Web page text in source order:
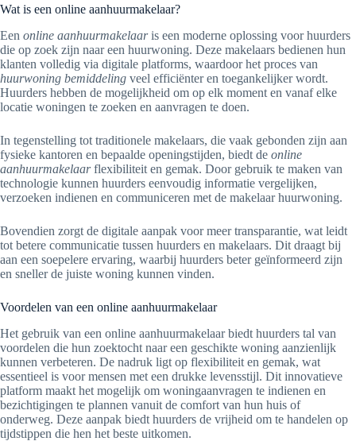
Wat is een online aanhuurmakelaar?
Een online aanhuurmakelaaris een moderne oplossing voor huurders
die op zoek zijn naar een huurwoning. Deze makelaars bedienen hun
klanten volledig via digitale platforms, waardoor het proces van
huurwoning bemiddeling veel efficiënter en toegankelijker wordt.
Huurders hebben de mogelijkheid om op elk moment en vanaf elke
locatie woningen te zoeken en aanvragen te doen.
In tegenstelling tot traditionele makelaars, die vaak gebonden zijn aan
fysieke kantoren en bepaalde openingstijden, biedt de online
aanhuurmakelaarflexibiliteit en gemak. Door gebruik te maken van
technologie kunnen huurders eenvoudig informatie vergelijken,
verzoeken indienen en communiceren met de makelaar huurwoning.
Bovendien zorgt de digitale aanpak voor meer transparantie, wat leidt
tot betere communicatie tussen huurders en makelaars. Dit draagt bij
aan een soepelere ervaring, waarbij huurders beter geïnformeerd zijn
en sneller de juiste woning kunnen vinden.
Voordelen van een online aanhuurmakelaar
Het gebruik van een online aanhuurmakelaar biedt huurders tal van
voordelen die hun zoektocht naar een geschikte woning aanzienlijk
kunnen verbeteren. De nadruk ligt op flexibiliteit en gemak, wat
essentieel is voor mensen met een drukke levensstijl. Dit innovatieve
platform maakt het mogelijk om woningaanvragen te indienen en
bezichtigingen te plannen vanuit de comfort van hun huis of
onderweg. Deze aanpak biedt huurders de vrijheid om te handelen op
tijdstippen die hen het beste uitkomen.